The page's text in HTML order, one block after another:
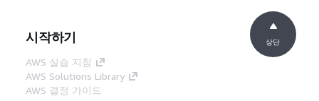
시작하기
AWS 실습 지침
AWS Solutions Library
AWS 결정 가이드
상단